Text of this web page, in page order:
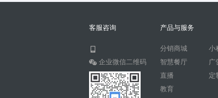
客服咨询
企业微信二维码
产品与服务
分销商城
智慧餐厅
直播
教育
小
广
定